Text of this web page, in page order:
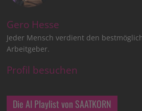
Gero Hesse
Jeder Mensch verdient den
Arbeitgeber.
Profil besuchen
Die AI Playlist von SAATKORN